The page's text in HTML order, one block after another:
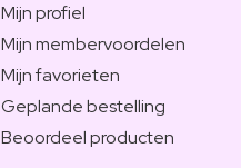
Mijn profiel
Mijn membervoordelen
Mijn favorieten
Geplande bestelling
Beoordeel producten